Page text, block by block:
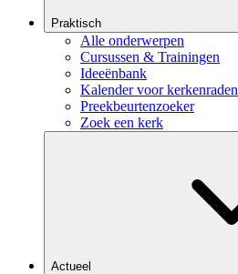
Praktisch
Alle onderwerpen
Cursussen & Trainingen
Ideeënbank
Kalender voor kerkenraden
Preekbeurtenzoeker
Zoek een kerk
Actueel